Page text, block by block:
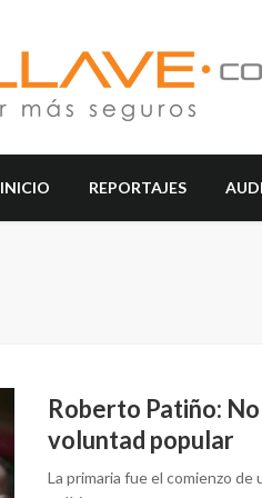
INICIO REPORTAJES
Roberto Patiño:
voluntad popular
La primaria fue el comienzo